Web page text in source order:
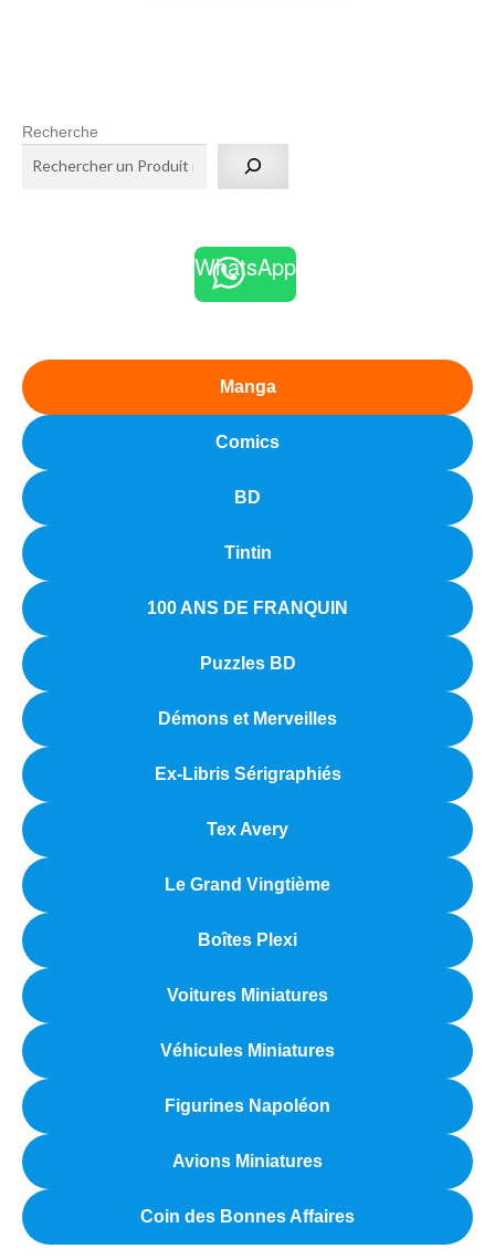
Recherche
WhatsApp
Manga
Comics
BD
Tintin
100 ANS DE FRANQUIN
Puzzles BD
Démons et Merveilles
Ex-Libris Sérigraphiés
Tex Avery
Le Grand Vingtième
Boîtes Plexi
Voitures Miniatures
Véhicules Miniatures
Figurines Napoléon
Avions Miniatures
Coin des Bonnes Affaires